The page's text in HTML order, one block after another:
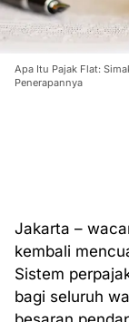
Apa Itu Pajak Flat:
Penerapannya
Jakarta –
kembali
Sistem
bagi seluruh